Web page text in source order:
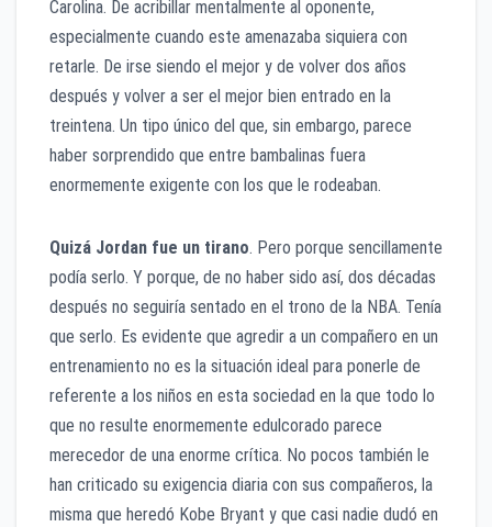
Carolina. De acribillar mentalmente al oponente,
especialmente cuando este amenazaba siquiera con
retarle. De irse siendo el mejor y de volver dos años
después y volver a ser el mejor bien entrado en la
treintena. Un tipo único del que, sin embargo, parece
haber sorprendido que entre bambalinas fuera
enormemente exigente con los que le rodeaban.
Quizá Jordan fue un tirano. Pero porque sencillamente
podía serlo. Y porque, de no haber sido así, dos décadas
después no seguiría sentado en el trono de la NBA. Tenía
que serlo. Es evidente que agredir a un compañero en un
entrenamiento no es la situación ideal para ponerle de
referente a los niños en esta sociedad en la que todo lo
que no resulte enormemente edulcorado parece
merecedor de una enorme crítica. No pocos también le
han criticado su exigencia diaria con sus compañeros, la
misma que heredó Kobe Bryant y que casi nadie dudó en